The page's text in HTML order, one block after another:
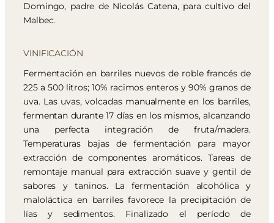
Domingo, padre de Nicolás Catena, para cultivo del
Malbec.
VINIFICACIÓN
Fermentación en barriles nuevos de roble francés de
225 a 500 litros; 10% racimos enteros y 90% granos de
uva. Las uvas, volcadas manualmente en los barriles,
fermentan durante 17 días en los mismos, alcanzando
una perfecta integración de fruta/madera.
Temperaturas bajas de fermentación para mayor
extracción de componentes aromáticos. Tareas de
remontaje manual para extracción suave y gentil de
sabores y taninos. La fermentación alcohólica y
maloláctica en barriles favorece la precipitación de
lías y sedimentos. Finalizado el período de